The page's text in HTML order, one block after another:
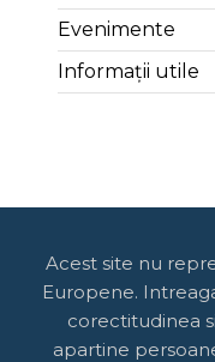
Evenimente
Informații utile
Acest site nu
Europene.
corectitudinea
apartine